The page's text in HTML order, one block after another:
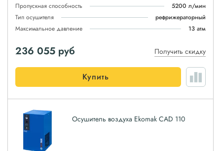
Пропускная способность
5200 л/мин
Тип осушителя
рефрижераторный
Максимальное давление
13 атм
236 055 руб Получить скидку
Купить
Осушитель воздуха Ekomak CAD 110